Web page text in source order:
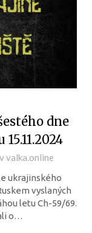
dne
valka.online
ukrajinského
vyslaných
letu Ch-59/69.
o…